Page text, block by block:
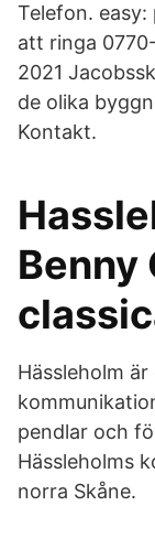
Telefon.
att ringa
2021
de olika
Kontakt.
Benny
Hässleholm
pendlar och
Hässleholms
norra Skåne.